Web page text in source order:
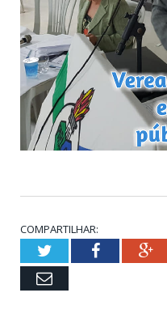
COMPARTILHAR:
TwitterFacebook
Email